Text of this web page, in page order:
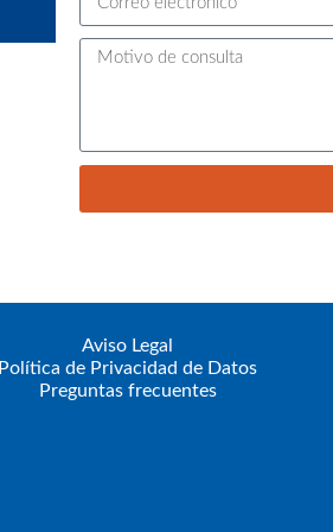
Aviso Legal
Política de Privacidad de Datos
Preguntas frecuentes